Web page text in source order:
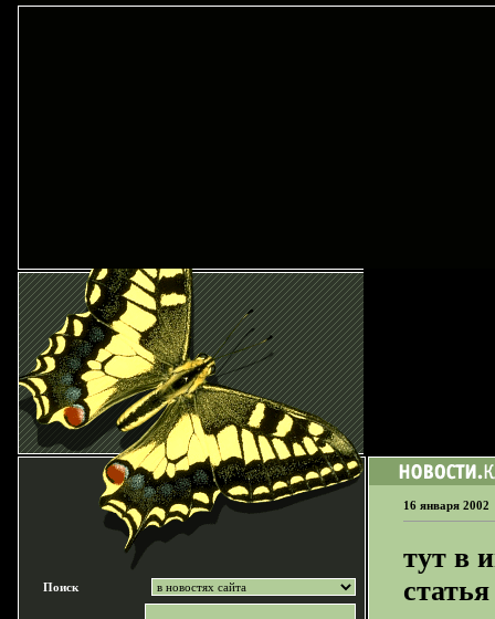
Поиск
16 января 2002
тут в